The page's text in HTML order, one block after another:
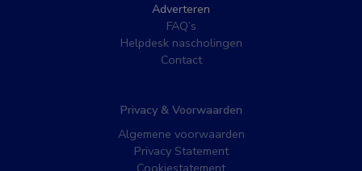
Adverteren
FAQ’s
Helpdesk nascholingen
Contact
Privacy & Voorwaarden
Algemene voorwaarden
Privacy Statement